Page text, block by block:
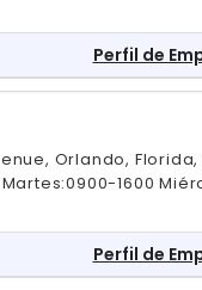
Perfil de
Orlando, Florida,
1600
Perfil de